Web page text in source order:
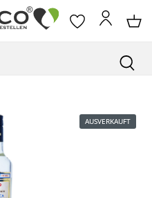
AUSVERKAUFT